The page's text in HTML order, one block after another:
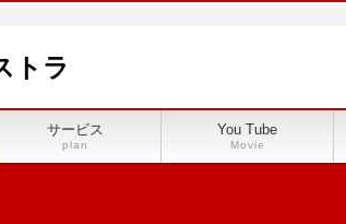
トラ
サービス
plan
You Tube
Movie